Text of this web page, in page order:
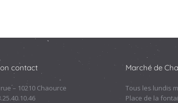
contact
– 10210 Chaource
Marché de
Tous les lundis
Place de la